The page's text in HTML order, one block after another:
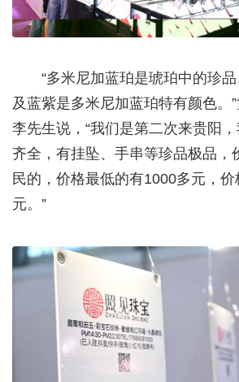
“多米尼加蓝珀是琥珀中的珍品
及蓝紫是多米尼加蓝珀特有颜色。
李先生说，“我们是第二次来贵阳
齐全，有挂坠、手串等珍品极品，
民的，价格最低的有1000多元，
元。”